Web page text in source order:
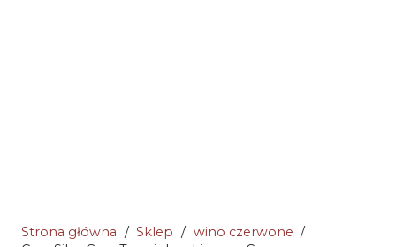
Strona główna / Sklep / wino czerwone /